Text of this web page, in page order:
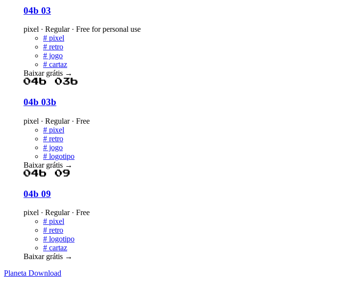
04b 03
pixel · Regular · Free for personal use
# pixel
# retro
# jogo
# cartaz
Baixar grátis →
04b 03b
04b 03b
pixel · Regular · Free
# pixel
# retro
# jogo
# logotipo
Baixar grátis →
04b 09
04b 09
pixel · Regular · Free
# pixel
# retro
# logotipo
# cartaz
Baixar grátis →
Planeta Download